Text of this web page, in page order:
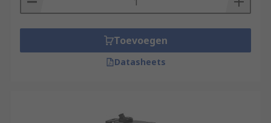
Toevoegen
Datasheets